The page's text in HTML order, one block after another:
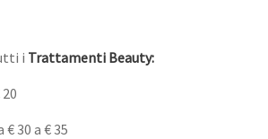
i Trattamenti Beauty:
€ 30 a € 35